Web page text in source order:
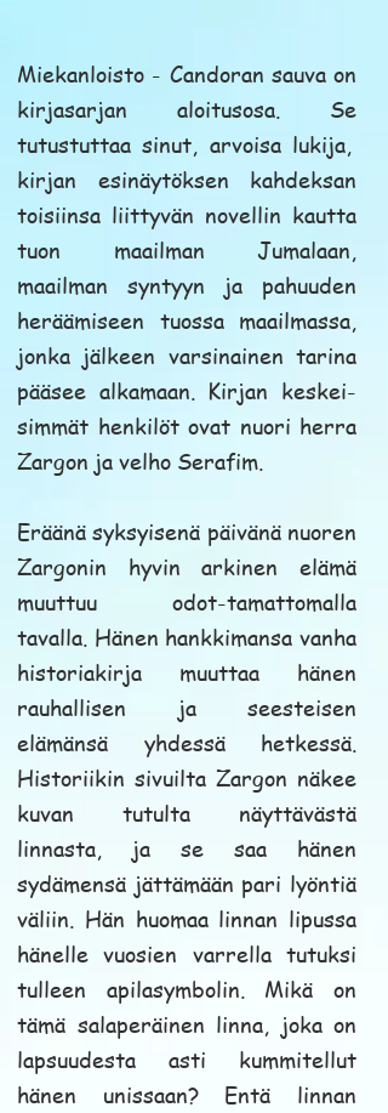
Miekanloisto - Candoran sauva on
kirjasarjan aloitusosa. Se
tutustuttaa sinut, arvoisa lukija,
kirjan esinäytöksen kahdeksan
toisiinsa liittyvän novellin kautta
tuon maailman Jumalaan,
maailman syntyyn ja pahuuden
heräämiseen tuossa maailmassa,
jonka jälkeen varsinainen tarina
pääsee alkamaan. Kirjan keskei-
simmät henkilöt ovat nuori herra
Zargon ja velho Serafim.
Eräänä syksyisenä päivänä nuoren
Zargonin hyvin arkinen elämä
muuttuu odot-tamattomalla
tavalla. Hänen hankkimansa vanha
historiakirja muuttaa hänen
rauhallisen ja seesteisen
elämänsä yhdessä hetkessä.
Historiikin sivuilta Zargon näkee
kuvan tutulta näyttävästä
linnasta, ja se saa hänen
sydämensä jättämään pari lyöntiä
väliin. Hän huomaa linnan lipussa
hänelle vuosien varrella tutuksi
tulleen apilasymbolin. Mikä on
tämä salaperäinen linna, joka on
lapsuudesta asti kummitellut
hänen unissaan? Entä linnan